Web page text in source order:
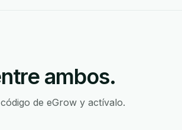
ambos.
de eGrow y actívalo.